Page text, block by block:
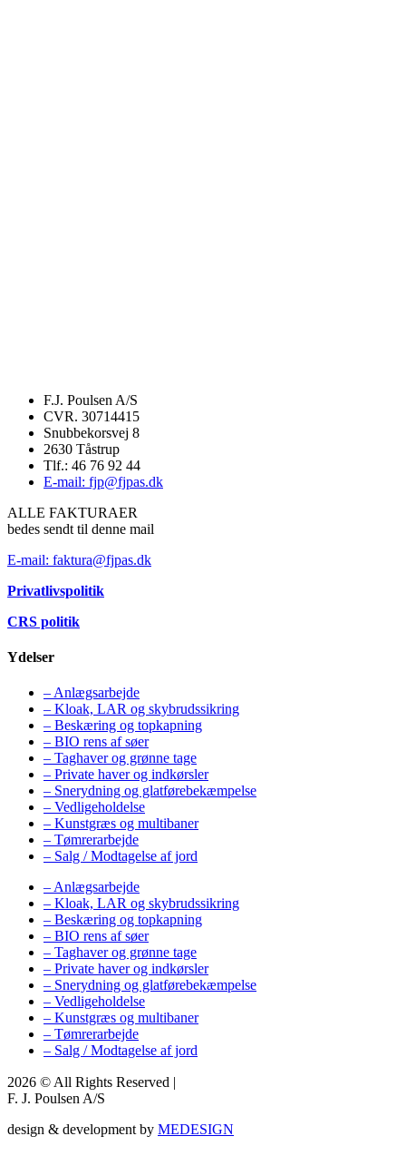
F.J. Poulsen A/S
CVR. 30714415
Snubbekorsvej 8
2630 Tåstrup
Tlf.: 46 76 92 44
E-mail: fjp@fjpas.dk
ALLE FAKTURAER
bedes sendt til denne mail
E-mail: faktura@fjpas.dk
Privatlivspolitik
CRS politik
Ydelser
– Anlægsarbejde
– Kloak, LAR og skybrudssikring
– Beskæring og topkapning
– BIO rens af søer
– Taghaver og grønne tage
– Private haver og indkørsler
– Snerydning og glatførebekæmpelse
– Vedligeholdelse
– Kunstgræs og multibaner
– Tømrerarbejde
– Salg / Modtagelse af jord
– Anlægsarbejde
– Kloak, LAR og skybrudssikring
– Beskæring og topkapning
– BIO rens af søer
– Taghaver og grønne tage
– Private haver og indkørsler
– Snerydning og glatførebekæmpelse
– Vedligeholdelse
– Kunstgræs og multibaner
– Tømrerarbejde
– Salg / Modtagelse af jord
2026 © All Rights Reserved |
F. J. Poulsen A/S
design & development by MEDESIGN